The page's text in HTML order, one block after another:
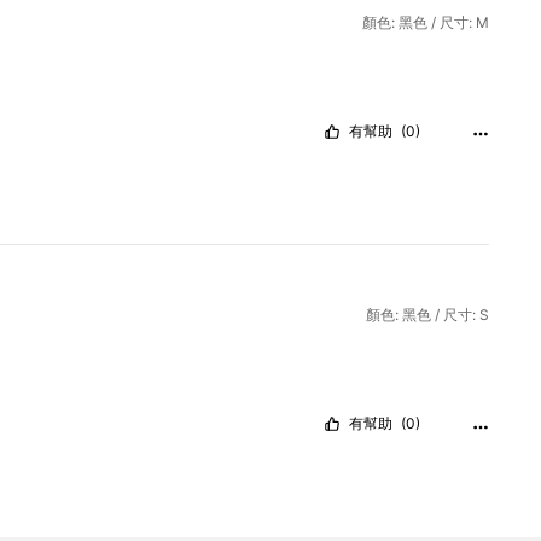
顏色: 黑色 / 尺寸: M
有幫助 (0)
顏色: 黑色 / 尺寸: S
有幫助 (0)